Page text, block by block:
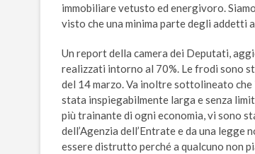
immobiliare vetusto ed energivoro.
visto che una minima parte degli addetti
Un report della camera dei Deputati,
realizzati intorno al 70%. Le frodi sono
del 14 marzo. Va inoltre sottolineato
stata inspiegabilmente larga e senza
più trainante di ogni economia, vi sono
dell’Agenzia dell’Entrate e da una
essere distrutto perché a qualcuno non